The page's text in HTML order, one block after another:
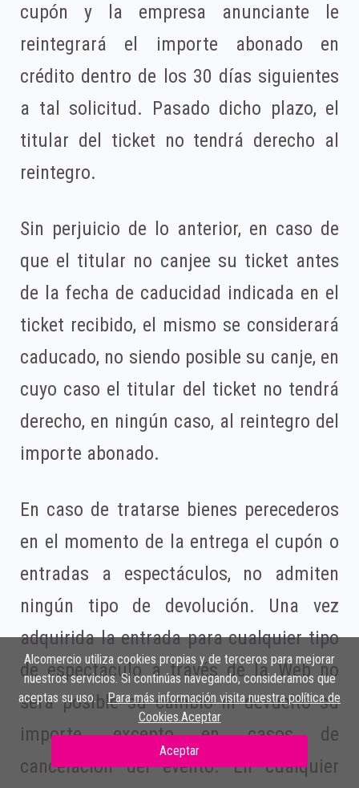
cupón y la empresa anunciante le
reintegrará el importe abonado en
crédito dentro de los 30 días siguientes
a tal solicitud. Pasado dicho plazo, el
titular del ticket no tendrá derecho al
reintegro.
Sin perjuicio de lo anterior, en caso de
que el titular no canjee su ticket antes
de la fecha de caducidad indicada en el
ticket recibido, el mismo se considerará
caducado, no siendo posible su canje, en
cuyo caso el titular del ticket no tendrá
derecho, en ningún caso, al reintegro del
importe abonado.
En caso de tratarse bienes perecederos
en el momento de la entrega el cupón o
entradas a espectáculos, no admiten
ningún tipo de devolución. Una vez
adquirida la entrada para cualquier tipo
de espectáculo a través de la Web no
será posible su cambio ni devuelto su
importe, excepto en casos de
cancelación del evento. En cualquier
Alcomercio utiliza cookies propias y de terceros para mejorar
nuestros servicios. Si continúas navegando, consideramos que
aceptas su uso. Para más información visita nuestra política de
Cookies.Aceptar
Aceptar